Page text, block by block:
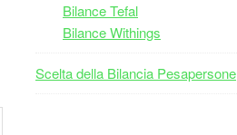
Bilance Tefal
Bilance Withings
Scelta della Bilancia Pesapersone